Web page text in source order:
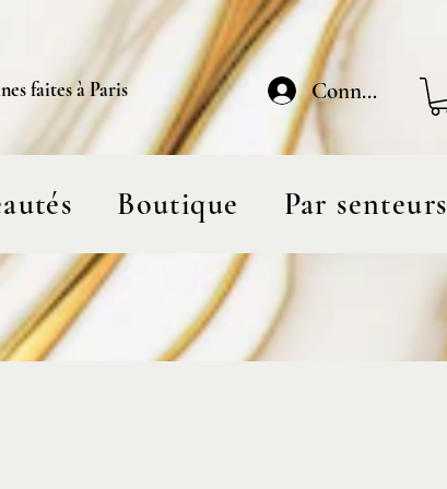
faites à Paris
Boutique Par senteurs
Connexion